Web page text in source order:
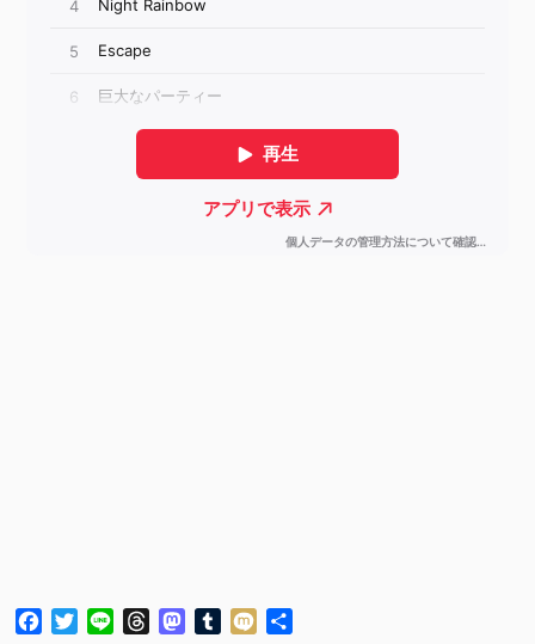
Facebook
TwitterLine ThreadsMastodon
Tumblr
Mixi